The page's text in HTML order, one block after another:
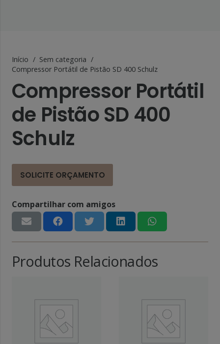
Início / Sem categoria /
Compressor Portátil de Pistão SD 400 Schulz
Compressor Portátil
de Pistão SD 400
Schulz
SOLICITE ORÇAMENTO
Compartilhar com amigos
Produtos Relacionados